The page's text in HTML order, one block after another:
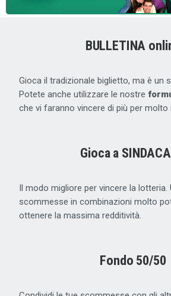
BULLETINA
Gioca il tradizionale biglietto, ma è un
Potete anche utilizzare le nostre
che vi faranno vincere di più per molto
Gioca a
Il modo migliore per vincere la lotteria.
scommesse in combinazioni molto
ottenere la massima redditività.
Fondo 50/50